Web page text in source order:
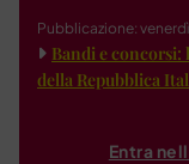
Pubblicazione:
Bandi e
della Repubblica
Entra